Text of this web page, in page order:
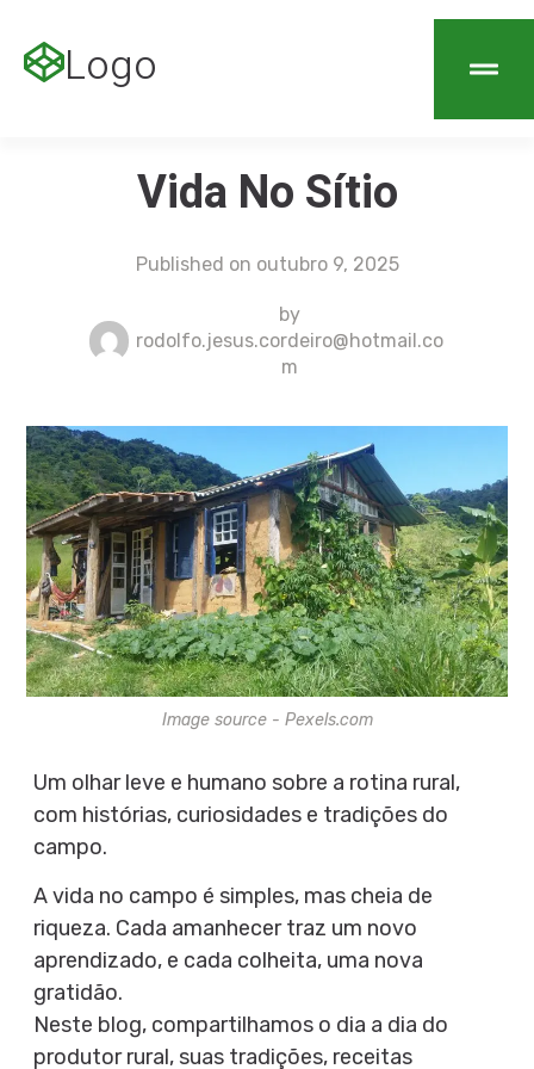
Logo
Vida No Sítio
Published on outubro 9, 2025
by
rodolfo.jesus.cordeiro@hotmail.co
m
Image source - Pexels.com
Um olhar leve e humano sobre a rotina rural,
com histórias, curiosidades e tradições do
campo.
A vida no campo é simples, mas cheia de
riqueza. Cada amanhecer traz um novo
aprendizado, e cada colheita, uma nova
gratidão.
Neste blog, compartilhamos o dia a dia do
produtor rural, suas tradições, receitas